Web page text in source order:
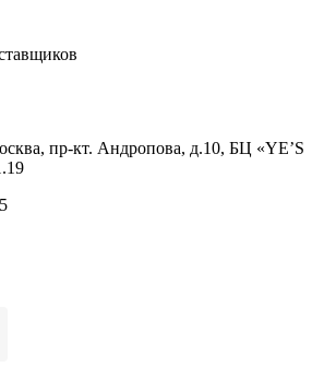
пр-кт. Андропова, д.10, БЦ «YE’S